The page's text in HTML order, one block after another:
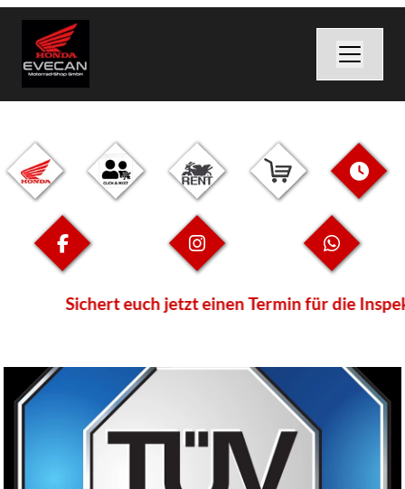
Sichert euch jetzt einen Termin für die